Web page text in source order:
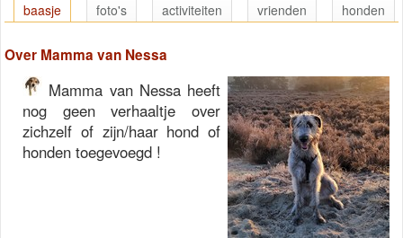
baasje foto's activiteiten vrienden honden
Over Mamma van Nessa
Mamma van Nessa heeft
nog geen verhaaltje over
zichzelf of zijn/haar hond of
honden toegevoegd !